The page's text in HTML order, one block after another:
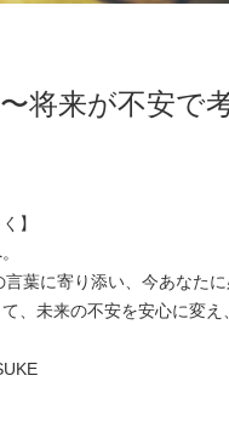
将来が不安で
】
葉に寄り添い、今あなた
、未来の不安を安心に変え